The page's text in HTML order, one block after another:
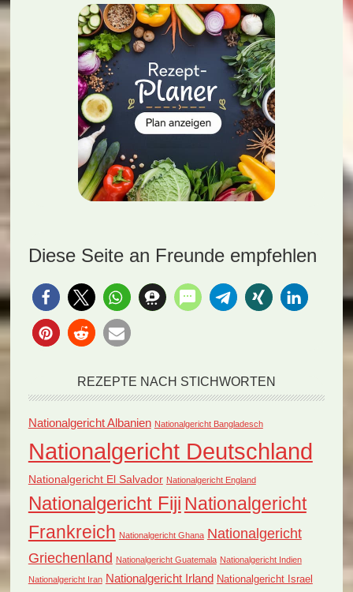
Diese Seite an Freunde empfehlen
REZEPTE NACH STICHWORTEN
Nationalgericht Albanien Nationalgericht Bangladesch
Nationalgericht Deutschland
Nationalgericht El Salvador Nationalgericht England
Nationalgericht Fiji Nationalgericht
Frankreich Nationalgericht Ghana Nationalgericht
Griechenland Nationalgericht Guatemala Nationalgericht Indien
Nationalgericht Iran Nationalgericht Irland Nationalgericht Israel